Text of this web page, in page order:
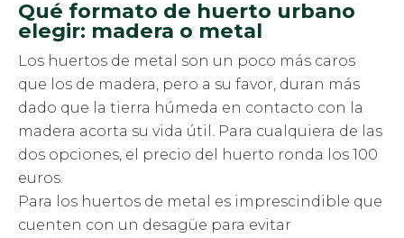
Qué formato de huerto urbano
elegir: madera o metal
Los huertos de metal son un poco más caros
que los de madera, pero a su favor, duran más
dado que la tierra húmeda en contacto con la
madera acorta su vida útil. Para cualquiera de las
dos opciones, el precio del huerto ronda los 100
euros.
Para los huertos de metal es imprescindible que
cuenten con un desagüe para evitar